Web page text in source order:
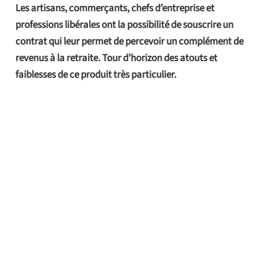
Les artisans, commerçants, chefs d’entreprise et
professions libérales ont la possibilité de souscrire un
contrat qui leur permet de percevoir un complément de
revenus à la retraite. Tour d’horizon des atouts et
faiblesses de ce produit très particulier.